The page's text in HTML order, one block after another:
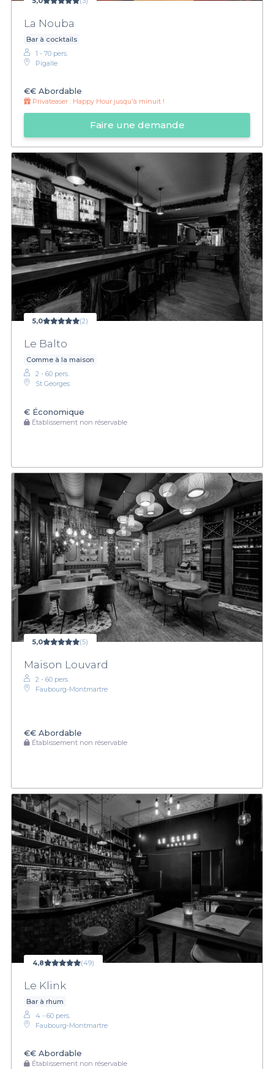
La Nouba
Bar à cocktails
1 - 70 pers.
Pigalle
€€ Abordable
Privateaser : Happy Hour jusqu'à minuit !
Faire une demande
5,0 (2)
Le Balto
Comme à la maison
2 - 60 pers.
St Georges
€ Économique
Établissement non réservable
5,0 (5)
Maison Louvard
2 - 60 pers.
Faubourg-Montmartre
€€ Abordable
Établissement non réservable
4,8 (49)
Le Klink
Bar à rhum
4 - 60 pers.
Faubourg-Montmartre
€€ Abordable
Établissement non réservable